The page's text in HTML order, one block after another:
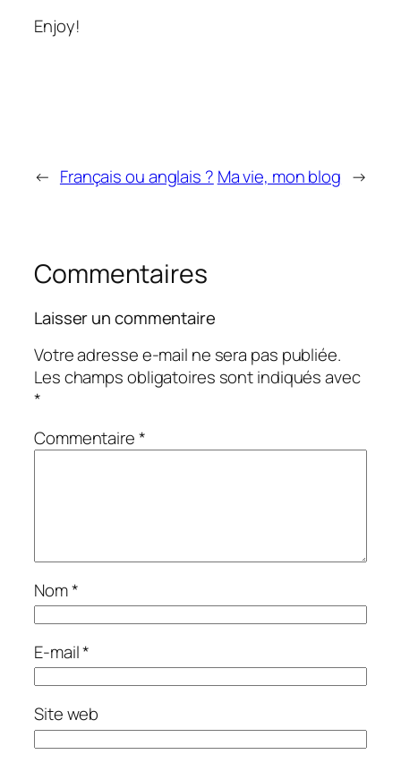
Enjoy!
← Français ou anglais ? Ma vie, mon blog →
Commentaires
Laisser un commentaire
Votre adresse e-mail ne sera pas publiée.
Les champs obligatoires sont indiqués avec
*
Commentaire*
Nom*
E-mail*
Site web